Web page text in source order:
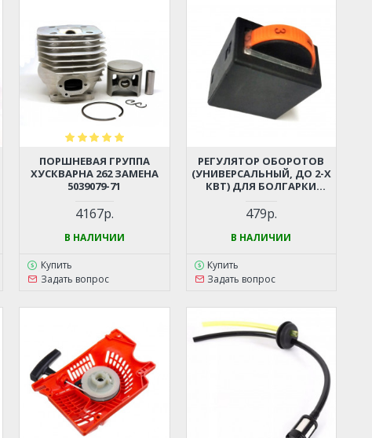
ПОРШНЕВАЯ ГРУППА
ХУСКВАРНА 262 ЗАМЕНА
5039079-71
4167р.
В НАЛИЧИИ
Купить
Задать вопрос
РЕГУЛЯТОР ОБОРОТОВ
(УНИВЕРСАЛЬНЫЙ, ДО 2-Х
КВТ) ДЛЯ БОЛГАРКИ
ЭЛЕКТРОПИЛЫ,
ПЕРФОРАТОРА, ДРЕЛИ И
ПР.
479р.
В НАЛИЧИИ
Купить
Задать вопрос